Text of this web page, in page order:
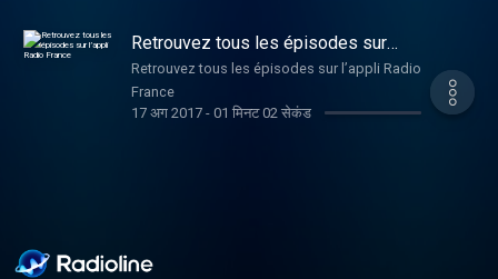
Retrouvez tous les épisodes sur
l’appli Radio France
Retrouvez tous les épisodes sur l’appli Radio
France
17 अग 2017- 01 मिनट 02 सेकंड